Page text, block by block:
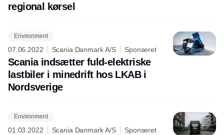
regional kørsel
Environment
07.06.2022 Scania Danmark A/S Sponseret
Scania indsætter fuld-elektriske
lastbiler i minedrift hos LKAB i
Nordsverige
Environment
01.03.2022 Scania Danmark A/S Sponseret